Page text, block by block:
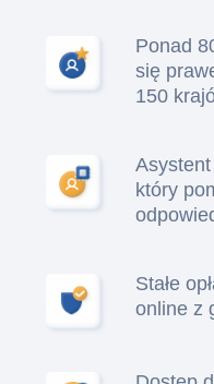
Ponad
się
150
który
Stałe
online z